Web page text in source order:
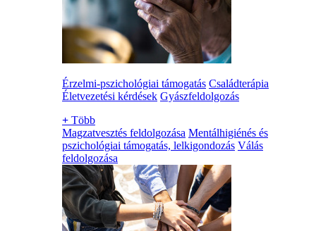
Érzelmi-pszichológiai támogatás Családterápia
Életvezetési kérdések Gyászfeldolgozás
+ Több
Magzatvesztés feldolgozása Mentálhigiénés és
pszichológiai támogatás, lelkigondozás Válás
feldolgozása